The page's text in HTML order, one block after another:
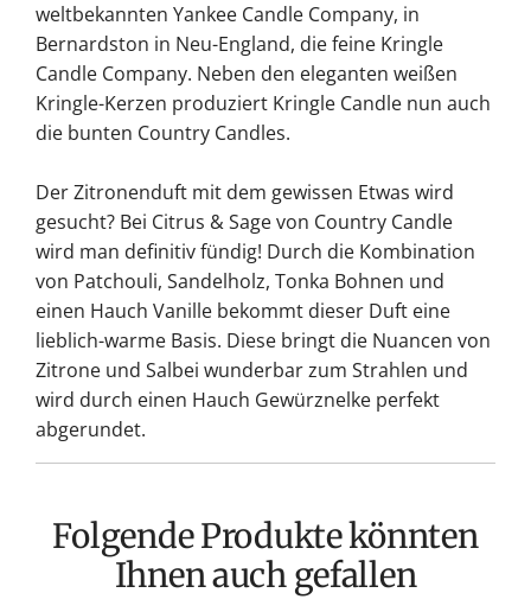
weltbekannten Yankee Candle Company, in
Bernardston in Neu-England, die feine Kringle
Candle Company. Neben den eleganten weißen
Kringle-Kerzen produziert Kringle Candle nun auch
die bunten Country Candles.
Der Zitronenduft mit dem gewissen Etwas wird
gesucht? Bei Citrus & Sage von Country Candle
wird man definitiv fündig! Durch die Kombination
von Patchouli, Sandelholz, Tonka Bohnen und
einen Hauch Vanille bekommt dieser Duft eine
lieblich-warme Basis. Diese bringt die Nuancen von
Zitrone und Salbei wunderbar zum Strahlen und
wird durch einen Hauch Gewürznelke perfekt
abgerundet.
Folgende Produkte könnten
Ihnen auch gefallen